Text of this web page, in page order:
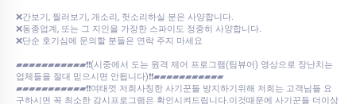
❌간보기, 찔러보기, 개소리, 헛소리하실 분은 사양합니다.
❌동종업계, 또는 그 지인을 가장한 스파이도 정중히 사양합니다.
❌단순 호기심에 문의할 분들은 연락 주지 마세요
▰▰▰▰▰▰▰▰▰▰▰❗❗(시중에서 도는 원격 제어 프로그램(팀뷰어) 영상으로 장난치는
업체들을 절대 믿으시면 안됩니다)❗❗▰▰▰▰▰▰▰▰▰▰▰
▰▰▰▰▰▰▰▰▰▰▰❗❗여태껏 저희사칭한 사기꾼들 방지하기위해 저희는 고객님들 요
구하시면 꼭 최소한 감시프로그램은 확인시켜드립니다.이것때문에 사기꾼들 더이상